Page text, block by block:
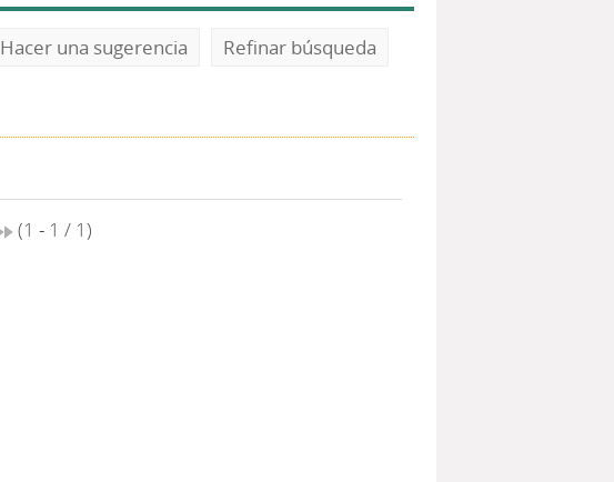
Hacer una sugerencia
Refinar búsqueda
(1 - 1 / 1)